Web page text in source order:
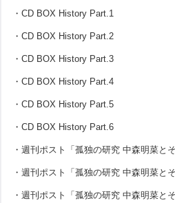
・CD BOX History Part.1
・CD BOX History Part.2
・CD BOX History Part.3
・CD BOX History Part.4
・CD BOX History Part.5
・CD BOX History Part.6
・週刊ポスト「孤独の研究 中森明菜と
・週刊ポスト「孤独の研究 中森明菜と
・週刊ポスト「孤独の研究 中森明菜と